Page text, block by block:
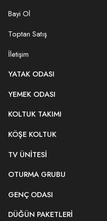
Bayi Ol
Toptan Satış
İletişim
YATAK ODASI
YEMEK ODASI
KOLTUK TAKIMI
KÖŞE KOLTUK
TV ÜNITESI
OTURMA GRUBU
GENÇ ODASI
DÜĞÜN PAKETLERI